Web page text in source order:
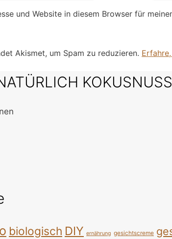
und Website in diesem Browser für
Akismet, um Spam zu reduzieren.
KOKUSNUSS
biologisch DIY ernährung gesichtscreme